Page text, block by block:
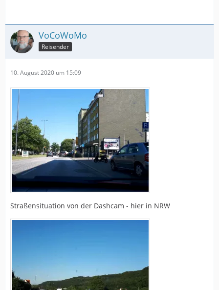
VoCoWoMo
Reisender
10. August 2020 um 15:09
Straßensituation von der Dashcam - hier in NRW